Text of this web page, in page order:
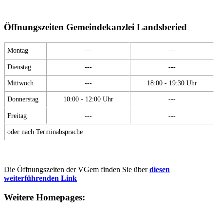
Öffnungszeiten Gemeindekanzlei Landsberied
Montag --- ---
Dienstag --- ---
Mittwoch --- 18:00 - 19:30 Uhr
Donnerstag 10:00 - 12:00 Uhr ---
Freitag --- ---
oder nach Terminabsprache
Die Öffnungszeiten der VGem finden Sie überdiesen
weiterführenden Link
Weitere Homepages: